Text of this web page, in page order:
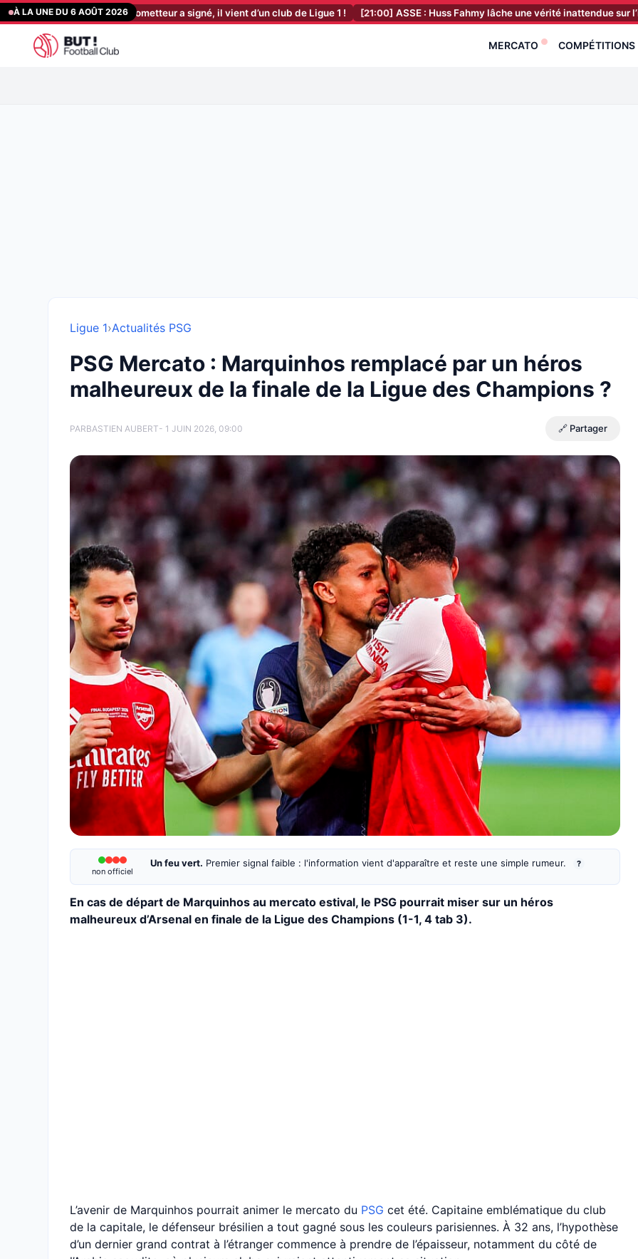
Aller
au
contenu
À LA UNE DU 6 AOÛT 2026
très prometteur a signé, il vient d’un club de Ligue 1 ! [21:00] ASSE : Huss Fahmy lâche une vérité inattendue sur l’influence
MERCATO COMPÉTITIONS
Ligue 1›Actualités PSG
PSG Mercato : Marquinhos remplacé par un héros
malheureux de la finale de la Ligue des Champions ?
PARBASTIEN AUBERT- 1 JUIN 2026, 09:00 🔗 Partager
non officiel
Un feu vert. Premier signal faible : l'information vient d'apparaître et reste une simple rumeur. ?
En cas de départ de Marquinhos au mercato estival, le PSG pourrait miser sur un héros
malheureux d’Arsenal en finale de la Ligue des Champions (1-1, 4 tab 3).
L’avenir de Marquinhos pourrait animer le mercato du PSG cet été. Capitaine emblématique du club
de la capitale, le défenseur brésilien a tout gagné sous les couleurs parisiennes. À 32 ans, l’hypothèse
d’un dernier grand contrat à l’étranger commence à prendre de l’épaisseur, notamment du côté de